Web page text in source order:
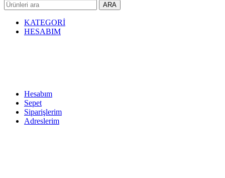
ARA
KATEGORİ
HESABIM
Hesabım
Sepet
Siparişlerim
Adreslerim